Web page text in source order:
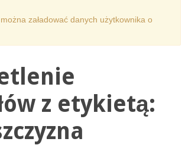
załadować danych użytkownika o
z etykietą: